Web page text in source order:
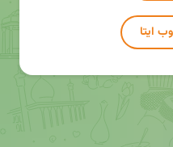
ایتا